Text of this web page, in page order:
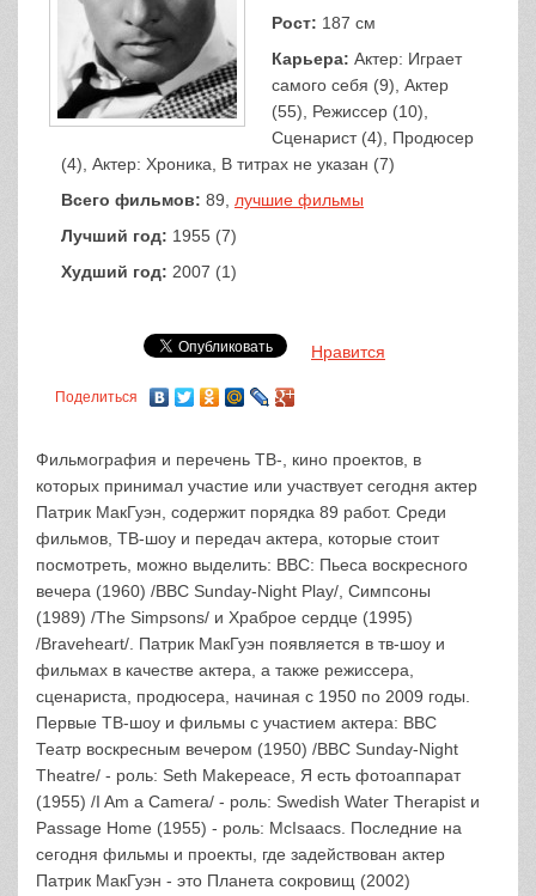
Рост: 187 см
Карьера: Актер: Играет
самого себя (9), Актер
(55), Режиссер (10),
Сценарист (4), Продюсер
(4), Актер: Хроника, В титрах не указан (7)
Всего фильмов: 89, лучшие фильмы
Лучший год: 1955 (7)
Худший год: 2007 (1)
Нравится
Поделиться
Фильмография и перечень ТВ-, кино проектов, в
которых принимал участие или участвует сегодня актер
Патрик МакГуэн, содержит порядка 89 работ. Среди
фильмов, ТВ-шоу и передач актера, которые стоит
посмотреть, можно выделить: BBC: Пьеса воскресного
вечера (1960) /BBC Sunday-Night Play/, Симпсоны
(1989) /The Simpsons/ и Храброе сердце (1995)
/Braveheart/. Патрик МакГуэн появляется в тв-шоу и
фильмах в качестве актера, а также режиссера,
сценариста, продюсера, начиная с 1950 по 2009 годы.
Первые ТВ-шоу и фильмы с участием актера: BBC
Театр воскресным вечером (1950) /BBC Sunday-Night
Theatre/ - роль: Seth Makepeace, Я есть фотоаппарат
(1955) /I Am a Camera/ - роль: Swedish Water Therapist и
Passage Home (1955) - роль: McIsaacs. Последние на
сегодня фильмы и проекты, где задействован актер
Патрик МакГуэн - это Планета сокровищ (2002)